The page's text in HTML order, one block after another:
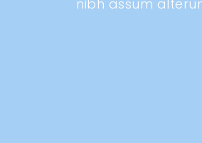
nibh assum